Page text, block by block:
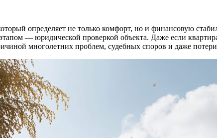
определяет не только комфорт, но и финансовую
— юридической проверкой объекта. Даже если
многолетних проблем, судебных споров и даже